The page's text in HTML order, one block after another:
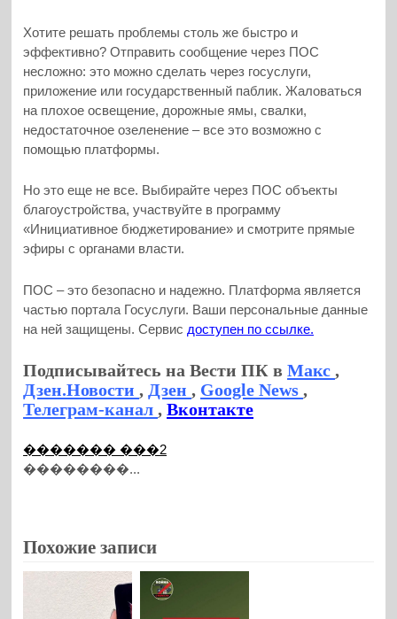
Хотите решать проблемы столь же быстро и
эффективно? Отправить сообщение через ПОС
несложно: это можно сделать через госуслуги,
приложение или государственный паблик. Жаловаться
на плохое освещение, дорожные ямы, свалки,
недостаточное озеленение – все это возможно с
помощью платформы.
Но это еще не все. Выбирайте через ПОС объекты
благоустройства, участвуйте в программу
«Инициативное бюджетирование» и смотрите прямые
эфиры с органами власти.
ПОС – это безопасно и надежно. Платформа является
частью портала Госуслуги. Ваши персональные данные
на ней защищены. Сервис доступен по ссылке.
Подписывайтесь на Вести ПК вМакс,
Дзен.Новости, Дзен, Google News,
Телеграм-канал,Вконтакте
������� ���2
��������...
Похожие записи